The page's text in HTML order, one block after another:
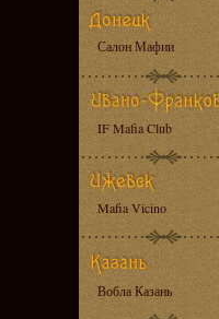
Салон Мафии
IF Mafia Club
Mafia Vicino
Вобла Казань